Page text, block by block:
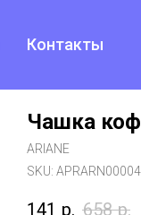
Контакты
Чашка
ARIANE
SKU:
141 р. 658 р.